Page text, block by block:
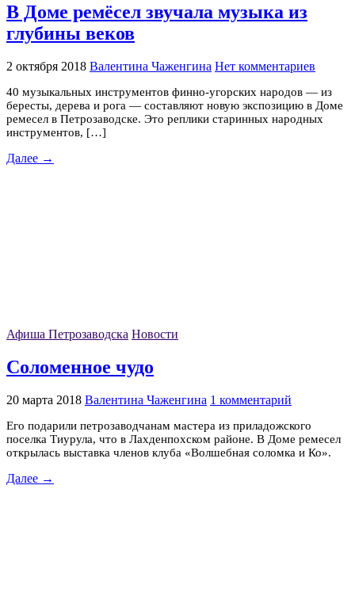
В Доме ремёсел звучала музыка из
глубины веков
2 октября 2018 Валентина Чаженгина Нет комментариев
40 музыкальных инструментов финно-угорских народов — из
бересты, дерева и рога — составляют новую экспозицию в Доме
ремесел в Петрозаводске. Это реплики старинных народных
инструментов, […]
Далее →
Афиша Петрозаводска Новости
Соломенное чудо
20 марта 2018 Валентина Чаженгина 1 комментарий
Его подарили петрозаводчанам мастера из приладожского
поселка Тиурула, что в Лахденпохском районе. В Доме ремесел
открылась выставка членов клуба «Волшебная соломка и Ко».
Далее →